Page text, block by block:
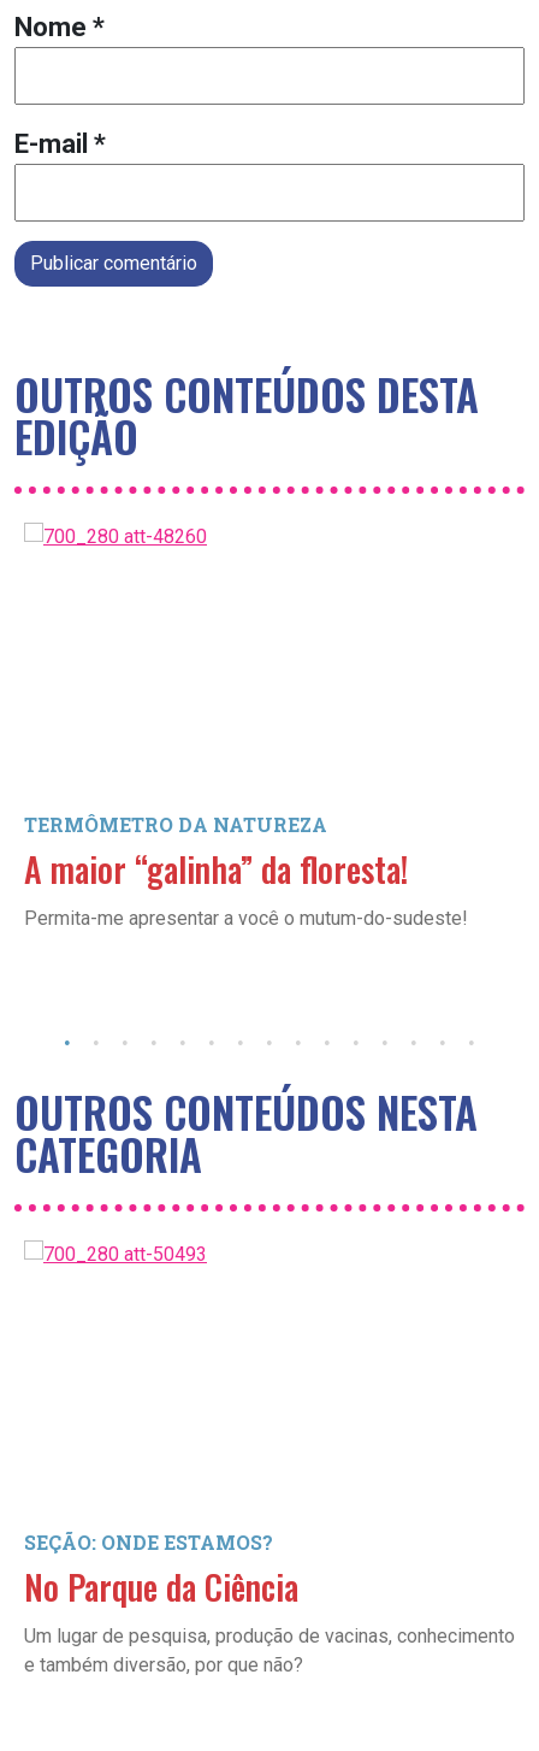
Nome *
E-mail *
Publicar comentário
OUTROS CONTEÚDOS DESTA
EDIÇÃO
TERMÔMETRO DA NATUREZA
A maior “galinha” da floresta!
Permita-me apresentar a você o mutum-do-sudeste!
OUTROS CONTEÚDOS NESTA
CATEGORIA
SEÇÃO: ONDE ESTAMOS?
No Parque da Ciência
Um lugar de pesquisa, produção de vacinas, conhecimento
e também diversão, por que não?